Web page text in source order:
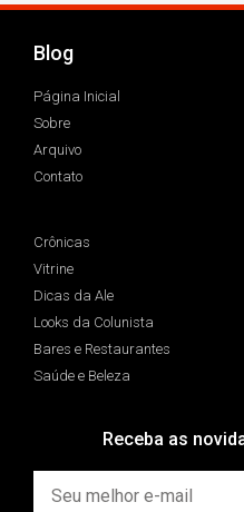
Blog
Página Inicial
Sobre
Arquivo
Contato
Crônicas
Vitrine
Dicas da Ale
Looks da Colunista
Bares e Restaurantes
Saúde e Beleza
Receba as